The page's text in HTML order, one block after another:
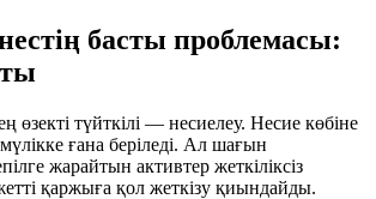
басты проблемасы:
өзекті түйткілі — несиелеу. Несие көбіне
ғана беріледі. Ал шағын
жарайтын активтер жеткіліксіз
қаржыға қол жеткізу қиындайды.